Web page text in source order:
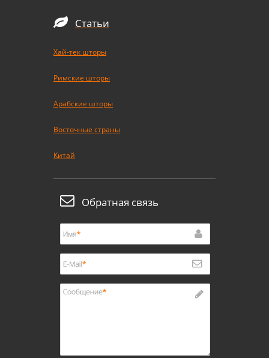
Статьи
Хай-тек шторы
Римские шторы
Арабские шторы
Восточные страны
Китай
Обратная связь